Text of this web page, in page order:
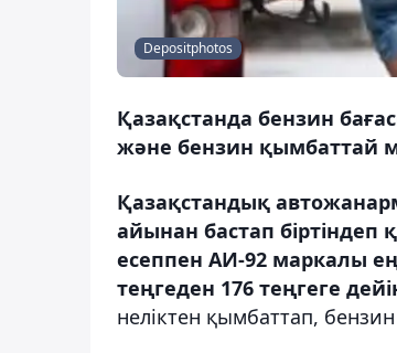
Depositphotos
Қазақстанда бензин
және бензин қымбаттай
Қазақстандық
айынан бастап
есеппен АИ-92 маркалы
теңгеден 176 теңгеге
неліктен қымбаттап,